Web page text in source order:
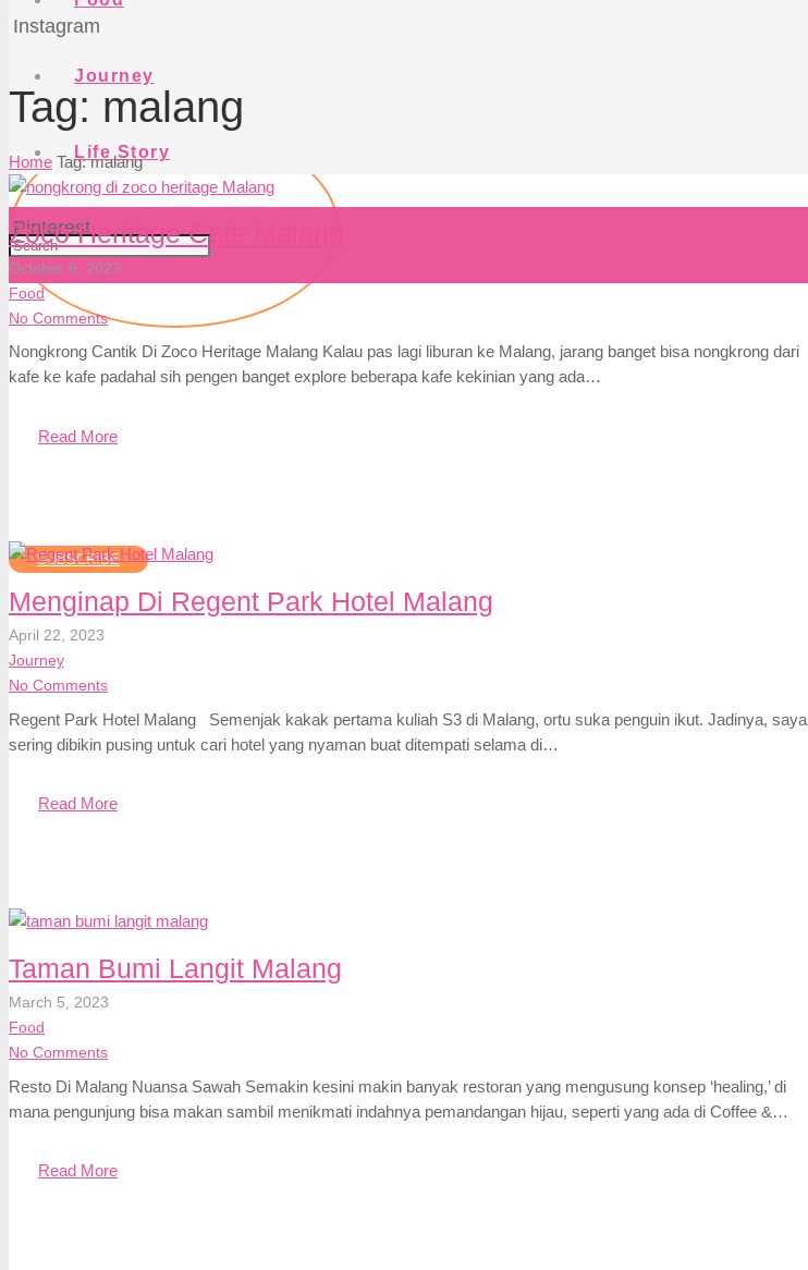
Instagram
Pinterest
SUBSCRIBE
Journey
Life Story
Tag: malang
Home Tag: malang
Zoco Heritage Cafe Malang
October 6, 2023
Food
No Comments
Nongkrong Cantik Di Zoco Heritage Malang Kalau pas lagi liburan ke Malang, jarang banget bisa nongkrong dari
kafe ke kafe padahal sih pengen banget explore beberapa kafe kekinian yang ada…
Read More
Menginap Di Regent Park Hotel Malang
April 22, 2023
Journey
No Comments
Regent Park Hotel Malang Semenjak kakak pertama kuliah S3 di Malang, ortu suka penguin ikut. Jadinya, saya
sering dibikin pusing untuk cari hotel yang nyaman buat ditempati selama di…
Read More
Taman Bumi Langit Malang
March 5, 2023
Food
No Comments
Resto Di Malang Nuansa Sawah Semakin kesini makin banyak restoran yang mengusung konsep ‘healing,’ di
mana pengunjung bisa makan sambil menikmati indahnya pemandangan hijau, seperti yang ada di Coffee &…
Read More